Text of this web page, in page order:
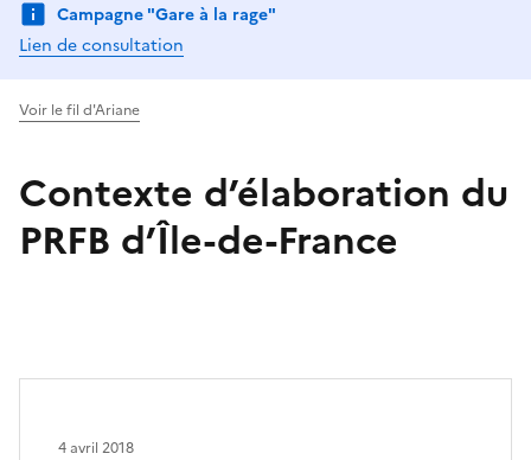
Campagne "Gare à la rage"
Lien de consultation
Voir le fil d'Ariane
Contexte d’élaboration du
PRFB d’Île-de-France
4 avril 2018